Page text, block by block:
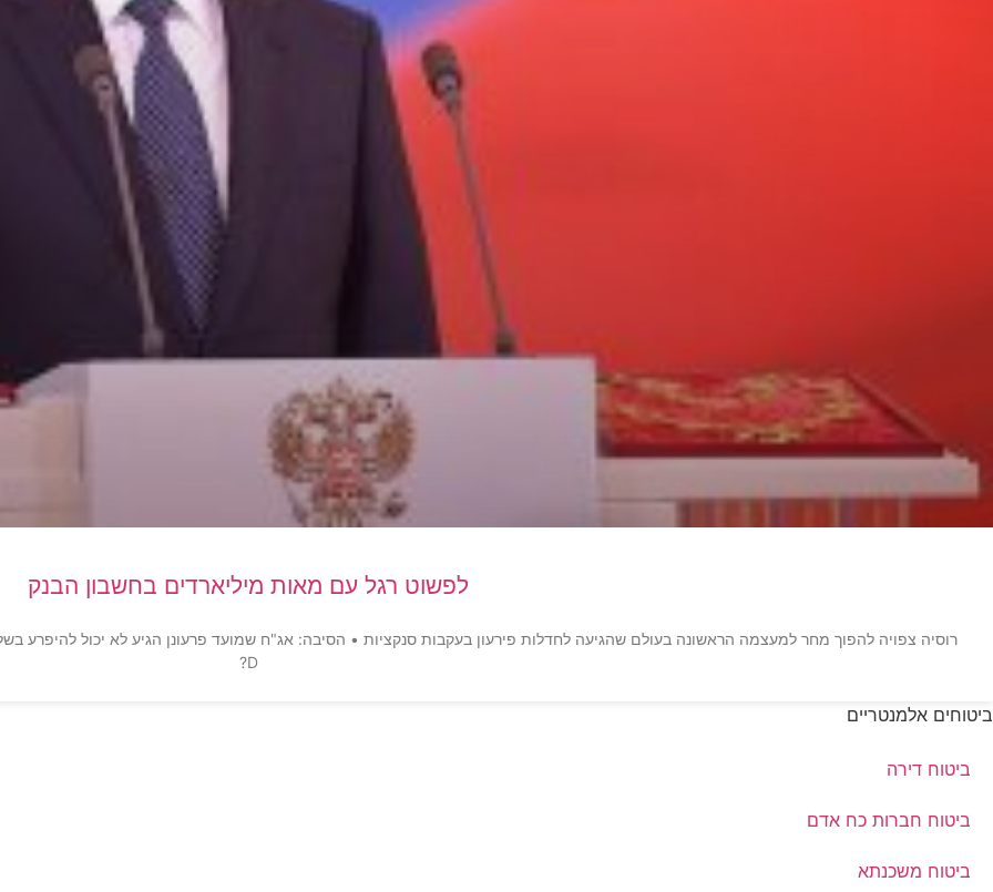
לפשוט רגל עם מאות מיליארדים בחשבון הבנק
D?
ביטוחים אלמנטריים
ביטוח דירה
ביטוח חברות כח אדם
ביטוח משכנתא